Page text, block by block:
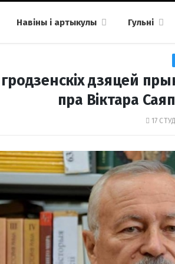
Навіны і артыкулы Гульні
гродзенскіх дзяцей
пра Віктара
17